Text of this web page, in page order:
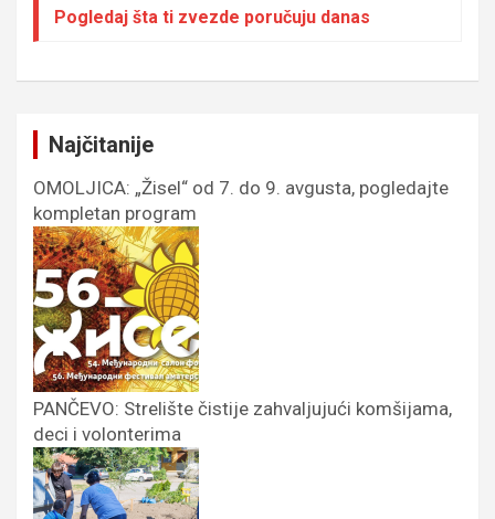
Pogledaj šta ti zvezde poručuju danas
Najčitanije
OMOLJICA: „Žisel“ od 7. do 9. avgusta, pogledajte
kompletan program
PANČEVO: Strelište čistije zahvaljujući komšijama,
deci i volonterima